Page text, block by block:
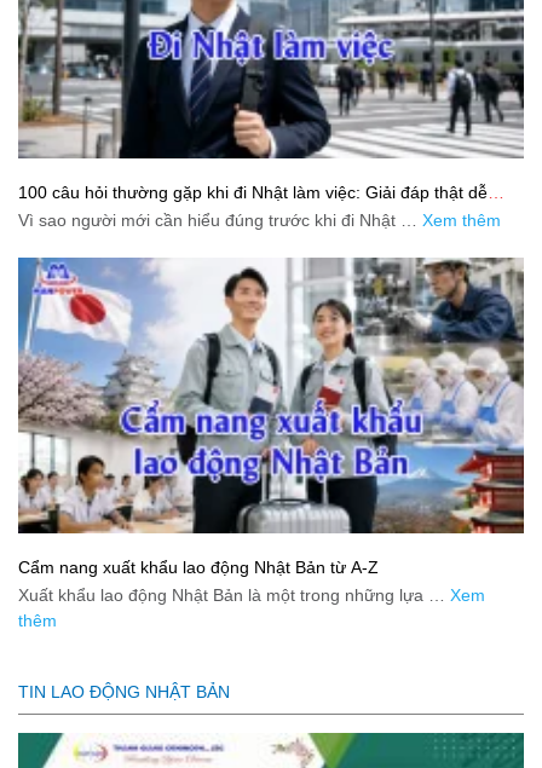
100 câu hỏi thường gặp khi đi Nhật làm việc: Giải đáp thật dễ
hiểu cho người mới bắt đầu
Vì sao người mới cần hiểu đúng trước khi đi Nhật … Xem thêm
Cẩm nang xuất khẩu lao động Nhật Bản từ A-Z
Xuất khẩu lao động Nhật Bản là một trong những lựa … Xem
thêm
TIN LAO ĐỘNG NHẬT BẢN